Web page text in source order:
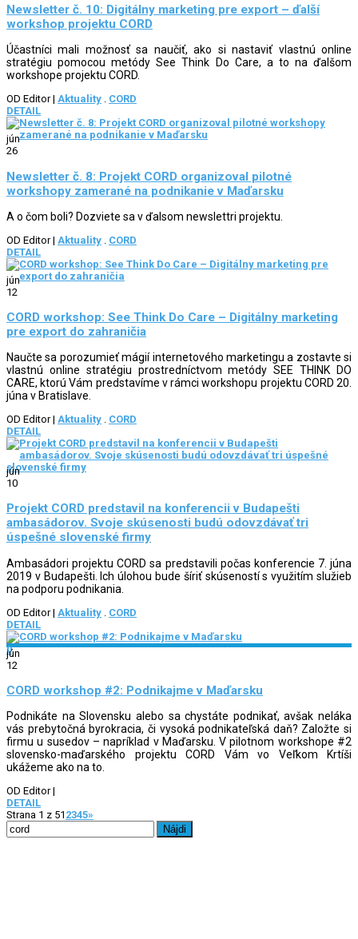
Newsletter č. 10: Digitálny marketing pre export – ďalší
workshop projektu CORD
Účastníci mali možnosť sa naučiť, ako si nastaviť vlastnú online
stratégiu pomocou metódy See Think Do Care, a to na ďalšom
workshope projektu CORD.
OD Editor| Aktuality . CORD
DETAIL
jún
26
Newsletter č. 8: Projekt CORD organizoval pilotné
workshopy zamerané na podnikanie v Maďarsku
A o čom boli? Dozviete sa v ďalsom newslettri projektu.
OD Editor| Aktuality
CORD
DETAIL
jún
12
CORD workshop: See Think Do Care – Digitálny marketing
pre export do zahraničia
Naučte sa porozumieť mágií internetového marketingu a zostavte si
vlastnú online stratégiu prostredníctvom metódy SEE THINK DO
CARE, ktorú Vám predstavíme v rámci workshopu projektu CORD 20.
júna v Bratislave.
OD Editor| Aktuality . CORD
DETAIL
jún
10
Projekt CORD predstavil na konferencii v Budapešti
ambasádorov. Svoje skúsenosti budú odovzdávať tri
úspešné slovenské firmy
Ambasádori projektu CORD sa predstavili počas konferencie 7. júna
2019 v Budapešti. Ich úlohou bude šíriť skúseností s využitím služieb
na podporu podnikania.
OD Editor| Aktuality
CORD
DETAIL
0
jún
12
CORD workshop #2: Podnikajme v Maďarsku
Podnikáte na Slovensku alebo sa chystáte podnikať, avšak neláka
vás prebytočná byrokracia, či vysoká podnikateľská daň? Založte si
firmu u susedov – napríklad v Maďarsku. V pilotnom workshope #2
slovensko-maďarského projektu CORD Vám vo Veľkom Krtíši
ukážeme ako na to.
OD Editor|
DETAIL
Strana 1 z 51 2345»
Hľadať: